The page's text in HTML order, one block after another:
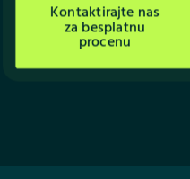
Kontaktirajte nas
za besplatnu
procenu